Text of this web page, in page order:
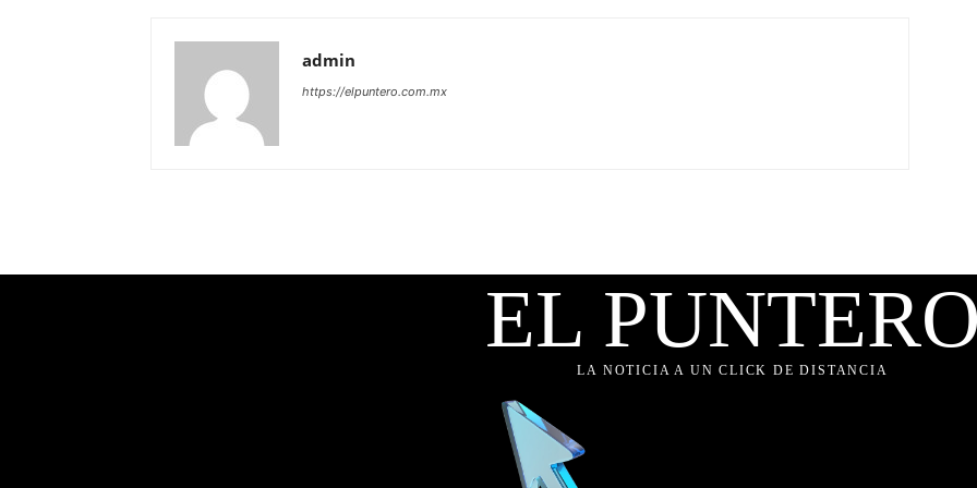
admin
https://elpuntero.com.mx
EL
LA NOTICIA A UN CLICK DE DISTANCIA